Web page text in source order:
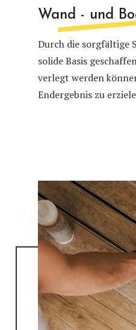
Wand - und
Durch die sorgfältige
solide Basis
verlegt werden
Endergebnis zu